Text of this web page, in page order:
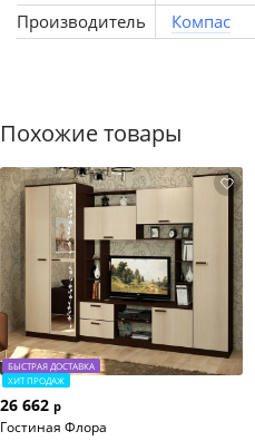
Производитель
Компас
Похожие товары
БЫСТРАЯ ДОСТАВКА
ХИТ ПРОДАЖ
26 662 р
Гостиная Флора